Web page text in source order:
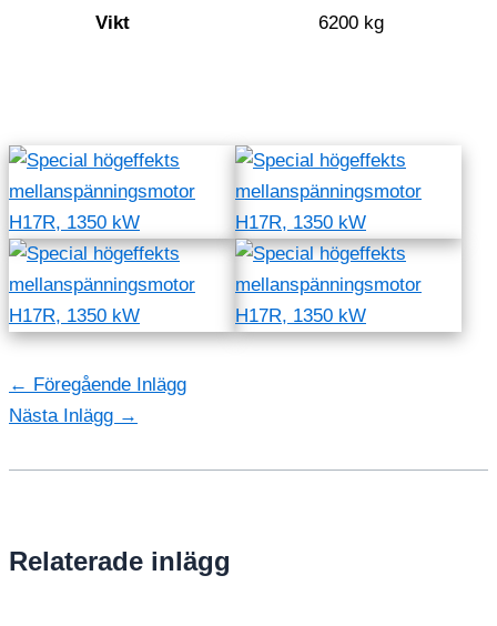
Vikt
6200 kg
← Föregående Inlägg
Nästa Inlägg →
Relaterade inlägg